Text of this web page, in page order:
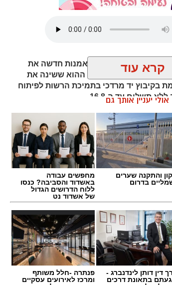
הדרום מביאים בתערוכת אמנות חדשה את
ומתכתבים עם היום ההוא ששינה את
בקיבוץ יד מרדכי בתמיכת הרשות לפיתוח
תשלום עד ה-16.8.
הדרום ויישובי עוטף עזה השתנו במרחבים שונים של
בקיבוץ יד מרדכי בתמיכת הרשות לפיתוח הנגב
האזור בדיאלוג עם הדרום ועוטף עזה בימים
קרא עוד
אולי יעניין אותך גם
והתקנה שערים
בדרום
מחפשים עבודה
באשדוד והסביבה? כנסו
ללוח הדרושים הגדול
של אשדוד נט
דין דותן לינדנברג -
בתאונת דרכים
פנתרה -חלל משותף
ומרכז לאירועים עסקיים